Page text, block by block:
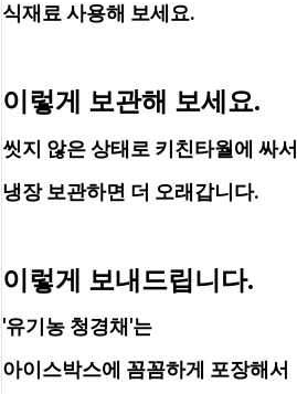
식재료 사용해 보세요.
이렇게 보관해 보세요.
씻지 않은 상태로 키친타월에 싸서
냉장 보관하면 더 오래갑니다.
이렇게 보내드립니다.
'유기농 청경채'는
아이스박스에 꼼꼼하게 포장해서